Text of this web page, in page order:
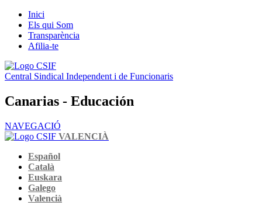
Inici
Els qui Som
Transparència
Afilia-te
Central Sindical Independent i de Funcionaris
Canarias - Educación
NAVEGACIÓ
VALENCIÀ
Español
Català
Euskara
Galego
Valencià